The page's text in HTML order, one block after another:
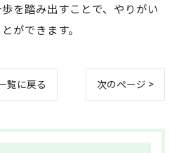
を踏み出すことで、やりがい
ができます。
覧に戻る 次のページ >